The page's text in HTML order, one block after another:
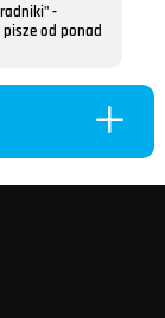
-
od ponad
L